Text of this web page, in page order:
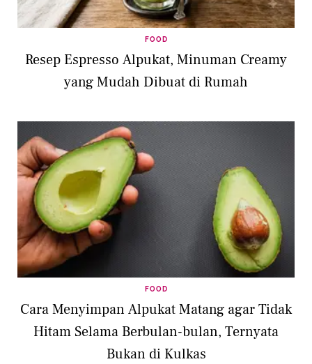
FOOD
Resep Espresso Alpukat, Minuman Creamy
yang Mudah Dibuat di Rumah
FOOD
Cara Menyimpan Alpukat Matang agar Tidak
Hitam Selama Berbulan-bulan, Ternyata
Bukan di Kulkas